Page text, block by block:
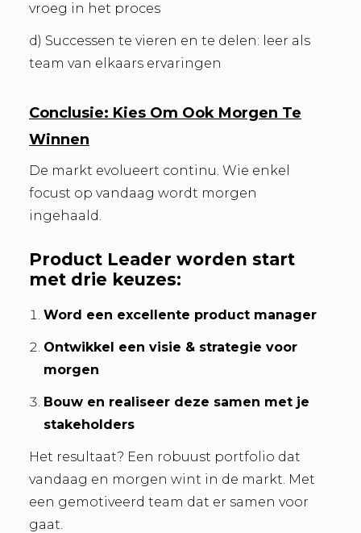
vroeg in het proces
d) Successen te vieren en te delen: leer als
team van elkaars ervaringen
Conclusie: Kies Om Ook Morgen Te
Winnen
De markt evolueert continu. Wie enkel
focust op vandaag wordt morgen
ingehaald.
Product Leader worden start
met drie keuzes:
Word een excellente product manager
Ontwikkel een visie & strategie voor
morgen
Bouw en realiseer deze samen met je
stakeholders
Het resultaat? Een robuust portfolio dat
vandaag en morgen wint in de markt. Met
een gemotiveerd team dat er samen voor
gaat.